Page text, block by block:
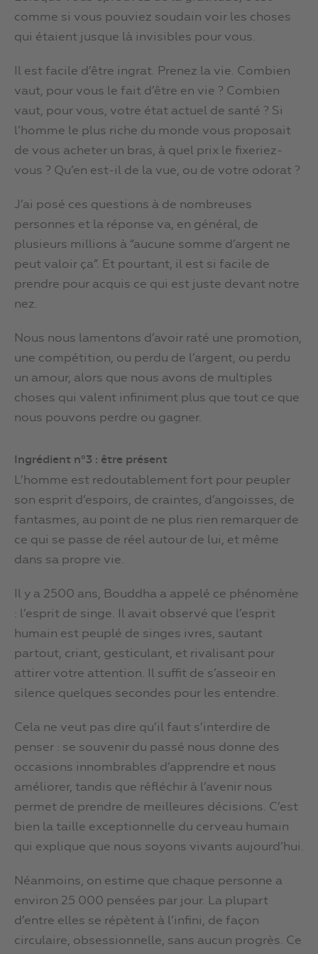
comme si vous pouviez soudain voir les choses
qui étaient jusque là invisibles pour vous.
Il est facile d’être ingrat. Prenez la vie. Combien
vaut, pour vous le fait d’être en vie ? Combien
vaut, pour vous, votre état actuel de santé ? Si
l’homme le plus riche du monde vous proposait
de vous acheter un bras, à quel prix le fixeriez-
vous ? Qu’en est-il de la vue, ou de votre odorat ?
J’ai posé ces questions à de nombreuses
personnes et la réponse va, en général, de
plusieurs millions à “aucune somme d’argent ne
peut valoir ça”. Et pourtant, il est si facile de
prendre pour acquis ce qui est juste devant notre
nez.
Nous nous lamentons d’avoir raté une promotion,
une compétition, ou perdu de l’argent, ou perdu
un amour, alors que nous avons de multiples
choses qui valent infiniment plus que tout ce que
nous pouvons perdre ou gagner.
Ingrédient n°3 : être présent
L’homme est redoutablement fort pour peupler
son esprit d’espoirs, de craintes, d’angoisses, de
fantasmes, au point de ne plus rien remarquer de
ce qui se passe de réel autour de lui, et même
dans sa propre vie.
Il y a 2500 ans, Bouddha a appelé ce phénomène
: l’esprit de singe. Il avait observé que l’esprit
humain est peuplé de singes ivres, sautant
partout, criant, gesticulant, et rivalisant pour
attirer votre attention. Il suffit de s’asseoir en
silence quelques secondes pour les entendre.
Cela ne veut pas dire qu’il faut s’interdire de
penser : se souvenir du passé nous donne des
occasions innombrables d’apprendre et nous
améliorer, tandis que réfléchir à l’avenir nous
permet de prendre de meilleures décisions. C’est
bien la taille exceptionnelle du cerveau humain
qui explique que nous soyons vivants aujourd’hui.
Néanmoins, on estime que chaque personne a
environ 25 000 pensées par jour. La plupart
d’entre elles se répètent à l’infini, de façon
circulaire, obsessionnelle, sans aucun progrès. Ce